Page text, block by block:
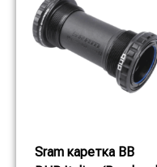
Sram каретка BB